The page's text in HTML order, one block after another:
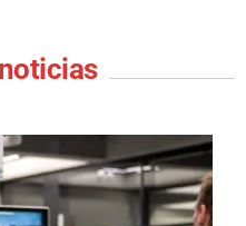
noticias